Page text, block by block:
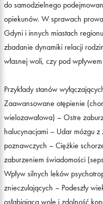
do samodzielnego
opiekunów. W sprawach
Gdyni i innych miastach
zbadanie dynamiki relacji
własnej woli, czy pod
Przykłady stanów
Zaawansowane otępienie
wielozawałowa) – Ostre
halucynacjami – Udar mózgu
poznawczych – Ciężkie
zaburzeniem świadomości
Wpływ silnych leków
znieczulających – Podeszły
osłabiającą wolę i zdolność